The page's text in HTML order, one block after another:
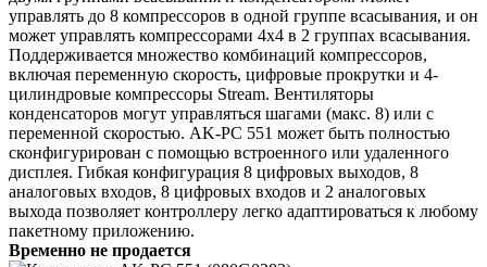
управлять до 8 компрессоров в одной группе всасывания, и он
может управлять компрессорами 4x4 в 2 группах всасывания.
Поддерживается множество комбинаций компрессоров,
включая переменную скорость, цифровые прокрутки и 4-
цилиндровые компрессоры Stream. Вентиляторы
конденсаторов могут управляться шагами (макс. 8) или с
переменной скоростью. AK-PC 551 может быть полностью
сконфигурирован с помощью встроенного или удаленного
дисплея. Гибкая конфигурация 8 цифровых выходов, 8
аналоговых входов, 8 цифровых входов и 2 аналоговых
выхода позволяет контроллеру легко адаптироваться к любому
пакетному приложению.
Временно не продается